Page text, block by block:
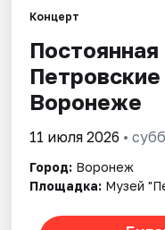
Города
Площадки
Артисты
Рейтинги
Концерт
Воронеже
11 июля 2026 •
Город: Воронеж
Площадка: Музей